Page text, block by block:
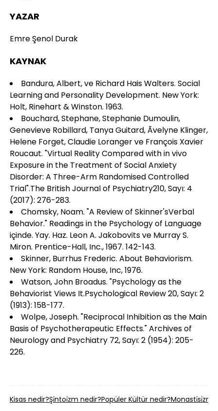
YAZAR
Emre Şenol Durak
KAYNAK
Bandura, Albert, ve Richard Hais Walters. Social
Learning and Personality Development. New York:
Holt, Rinehart & Winston. 1963.
Bouchard, Stephane, Stephanie Dumoulin,
Genevieve Robillard, Tanya Guitard, Ãvelyne Klinger,
Helene Forget, Claudie Loranger ve François Xavier
Roucaut. "Virtual Reality Compared with in vivo
Exposure in the Treatment of Social Anxiety
Disorder: A Three-Arm Randomised Controlled
Trial".The British Journal of Psychiatry210, Sayı: 4
(2017): 276-283.
Chomsky, Noam. "A Review of Skinner'sVerbal
Behavior." Readings in the Psychology of Language
içinde. Yay. Haz. Leon A. Jakobovits ve Murray S.
Miron. Prentice-Hall, Inc., 1967. 142-143.
Skinner, Burrhus Frederic. About Behaviorism.
New York: Random House, Inc, 1976.
Watson, John Broadus. "Psychology as the
Behaviorist Views It.Psychological Review 20, Sayı: 2
(1913): 158-177.
Wolpe, Joseph. "Reciprocal Inhibition as the Main
Basis of Psychotherapeutic Effects." Archives of
Neurology and Psychiatry 72, Sayı: 2 (1954): 205-
226.
Kisas nedir?Şi̇ntoi̇zm nedir?Popüler Kültür nedir?Monasti̇si̇zm